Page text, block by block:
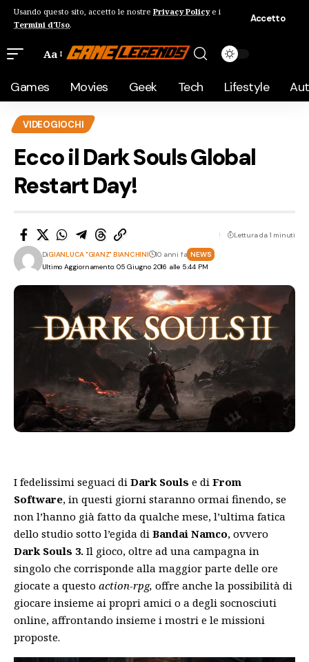
Usando questo sito, accetto le nostre Privacy Policye i
Termini d'Uso.
Accetto
Aa
Games Movies Geek Tech Lifestyle
VIDEOGIOCHI
Ecco il Dark Souls Global
Restart Day!
Ultimo Aggiornamento: 05 Giugno 2016 alle 5:44 PM
DiGIANLUCA "GIANZ" BIANCHINI 10 anni fa NEWS
Lettura da 1 minuti
I fedelissimi seguaci di Dark Souls e di From
Software, in questi giorni staranno ormai finendo, se
non l’hanno già fatto da qualche mese, l’ultima fatica
dello studio sotto l’egida di Bandai Namco, ovvero
Dark Souls 3. Il gioco, oltre ad una campagna in
singolo che corrisponde alla maggior parte delle ore
giocate a questo action-rpg, offre anche la possibilità di
giocare insieme ai propri amici o a degli socnosciuti
online, affrontando insieme i mostri e le missioni
proposte.